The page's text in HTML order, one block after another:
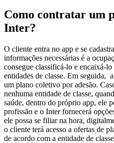
Como contratar um
Inter?
O cliente entra no app e se
informações necessárias é a
consegue classificá-lo e encaixá-
entidades de classe. Em seguida,
um plano coletivo por adesão.
nenhuma entidade de classe,
saúde, dentro do próprio app, ele
profissão e o Inter fornecerá
ele possa se filiar na hora,
o cliente terá acesso a ofertas de
de acordo com a entidade de